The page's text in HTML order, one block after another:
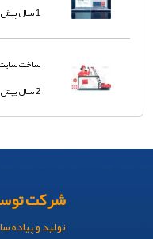
1 سال پیش
ساخت سایت
2 سال پیش
شرکت
تولید و پیاده